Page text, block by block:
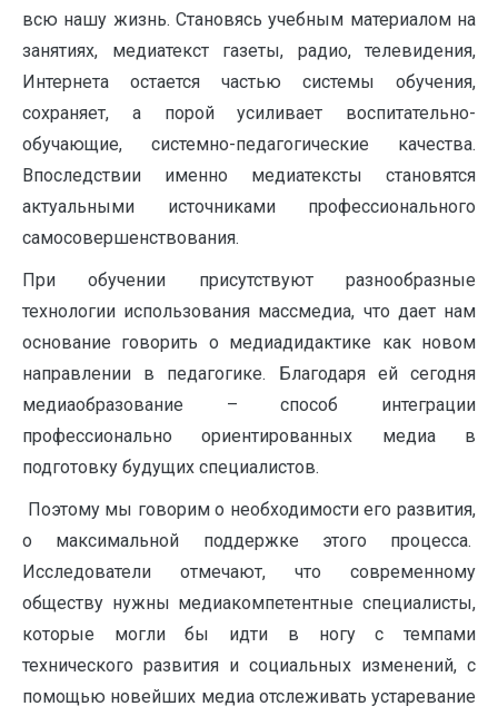
всю нашу жизнь. Становясь учебным материалом на
занятиях, медиатекст газеты, радио, телевидения,
Интернета остается частью системы обучения,
сохраняет, а порой усиливает воспитательно-
обучающие, системно-педагогические качества.
Впоследствии именно медиатексты становятся
актуальными источниками профессионального
самосовершенствования.
При обучении присутствуют разнообразные
технологии использования массмедиа, что дает нам
основание говорить о медиадидактике как новом
направлении в педагогике. Благодаря ей сегодня
медиаобразование – способ интеграции
профессионально ориентированных медиа в
подготовку будущих специалистов.
Поэтому мы говорим о необходимости его развития,
о максимальной поддержке этого процесса.
Исследователи отмечают, что современному
обществу нужны медиакомпетентные специалисты,
которые могли бы идти в ногу с темпами
технического развития и социальных изменений, с
помощью новейших медиа отслеживать устаревание